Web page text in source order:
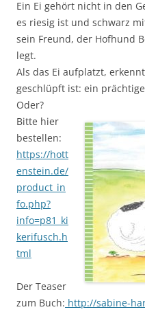
Ein Ei gehört nicht in den
es riesig ist und schwarz
sein Freund, der Hofhund
legt.
Als das Ei aufplatzt,
geschlüpft ist: ein
Oder?
Bitte hier
bestellen:
https://hott
enstein.de/
product_in
fo.php?
info=p81_ki
kerifusch.h
tml
Der Teaser
zum Buch: http://sabine-